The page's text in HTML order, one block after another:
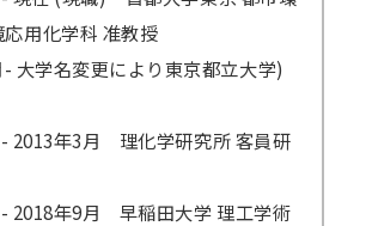
用化学科 准教授
大学名変更により東京都立大学)
2013年3月 理化学研究所 客員研
2018年9月 早稲田大学 理工学術